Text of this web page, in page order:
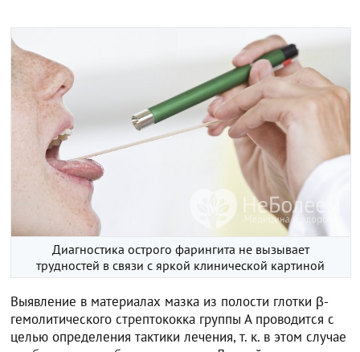
Диагностика острого фарингита не вызывает
трудностей в связи с яркой клинической картиной
Выявление в материалах мазка из полости глотки β-
гемолитического стрептококка группы А проводится с
целью определения тактики лечения, т. к. в этом случае